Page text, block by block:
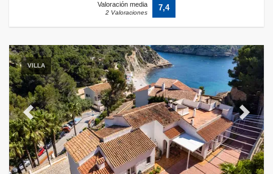
Valoración media
2 Valoraciones
7,4
VILLA
Previous Next